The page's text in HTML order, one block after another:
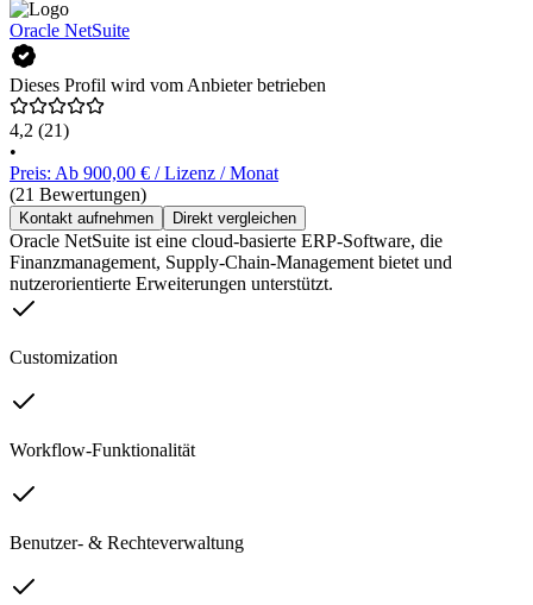
Oracle NetSuite
Dieses Profil wird vom Anbieter betrieben
4,2 (21)
•
Preis: Ab 900,00 € / Lizenz / Monat
(21 Bewertungen)
Kontakt aufnehmen Direkt vergleichen
Oracle NetSuite ist eine cloud-basierte ERP-Software, die
Finanzmanagement, Supply-Chain-Management bietet und
nutzerorientierte Erweiterungen unterstützt.
Customization
Workflow-Funktionalität
Benutzer- & Rechteverwaltung